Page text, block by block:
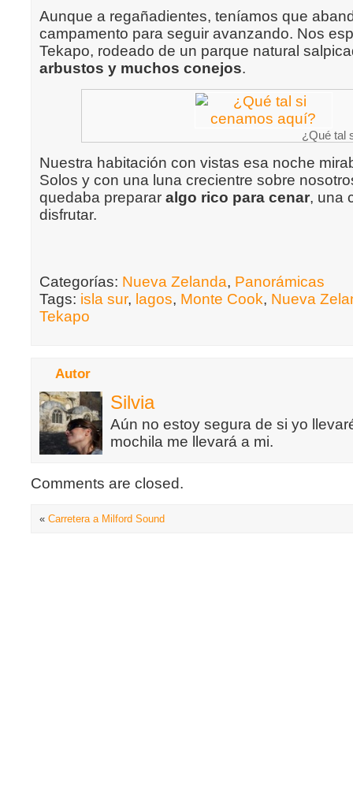
Aunque a regañadientes, teníamos que
campamento para seguir avanzando. Nos
Tekapo, rodeado de un parque natural
arbustos y muchos conejos.
¿Qué tal
Nuestra habitación con vistas esa noche
Solos y con una luna crecientre sobre
quedaba preparar algo rico para cenar, una
disfrutar.
Categorías: Nueva Zelanda, Panorámicas
Tags: isla sur, lagos, Monte Cook, Nueva
Tekapo
Autor
Silvia
Aún no estoy segura de si yo
mochila me llevará a mi.
Comments are closed.
« Carretera a Milford Sound